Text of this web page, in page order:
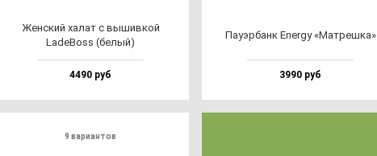
Жен­ский ха­лат с вы­шив­кой
LadeBoss (бе­лый)
4490 руб
Пауэр­банк Energy «Мат­реш­ка»
3990 руб
9 вариантов